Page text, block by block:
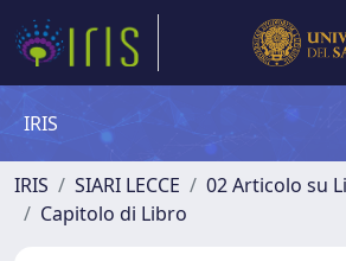
IRIS
IRIS SIARI LECCE
02 Articolo su
Capitolo di Libro